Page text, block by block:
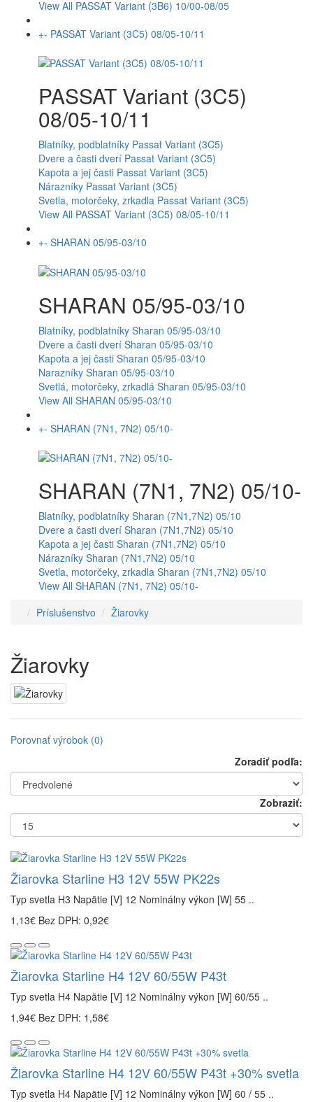
View All PASSAT Variant (3B6) 10/00-08/05
+- PASSAT Variant (3C5) 08/05-10/11
PASSAT Variant (3C5)
08/05-10/11
Blatníky, podblatníky Passat Variant (3C5)
Dvere a časti dverí Passat Variant (3C5)
Kapota a jej časti Passat Variant (3C5)
Nárazníky Passat Variant (3C5)
Svetla, motorčeky, zrkadla Passat Variant (3C5)
View All PASSAT Variant (3C5) 08/05-10/11
+- SHARAN 05/95-03/10
SHARAN 05/95-03/10
Blatníky, podblatníky Sharan 05/95-03/10
Dvere a časti dverí Sharan 05/95-03/10
Kapota a jej časti Sharan 05/95-03/10
Narazníky Sharan 05/95-03/10
Svetlá, motorčeky, zrkadlá Sharan 05/95-03/10
View All SHARAN 05/95-03/10
+- SHARAN (7N1, 7N2) 05/10-
SHARAN (7N1, 7N2) 05/10-
Blatníky, podblatníky Sharan (7N1,7N2) 05/10
Dvere a časti dverí Sharan (7N1,7N2) 05/10
Kapota a jej časti Sharan (7N1,7N2) 05/10
Nárazníky Sharan (7N1,7N2) 05/10
Svetla, motorčeky, zrkadla Sharan (7N1,7N2) 05/10
View All SHARAN (7N1, 7N2) 05/10-
Príslušenstvo
Žiarovky
Žiarovky
Porovnať výrobok (0)
Zoradiť podľa:
Zobraziť:
Žiarovka Starline H3 12V 55W PK22s
Typ svetla H3 Napätie [V] 12 Nominálny výkon [W] 55 ..
1,13€ Bez DPH: 0,92€
Žiarovka Starline H4 12V 60/55W P43t
Typ svetla H4 Napätie [V] 12 Nominálny výkon [W] 60/55 ..
1,94€ Bez DPH: 1,58€
Žiarovka Starline H4 12V 60/55W P43t +30% svetla
Typ svetla H4 Napätie [V] 12 Nominálny výkon [W] 60 / 55 ..